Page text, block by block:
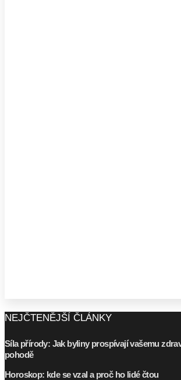
NEJČTENĚJŠÍ ČLÁNKY
Síla přírody: Jak byliny prospívají vašemu
pohodě
Horoskop: kde se vzal a proč ho lidé čtou